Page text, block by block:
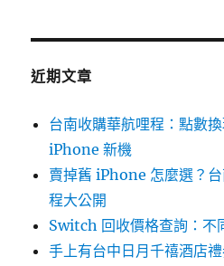
鍵
近期文章
台南收購華航哩程：點數
iPhone 新機
賣掉舊 iPhone 怎麼選？
程大公開
Switch 回收價格查詢：不
手上有台中日月千禧酒店